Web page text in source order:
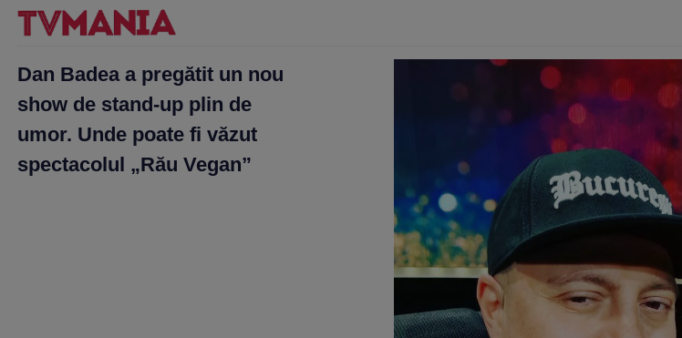
Dan Badea a pregătit un nou
show de stand-up plin de
umor. Unde poate fi văzut
spectacolul „Rău Vegan”